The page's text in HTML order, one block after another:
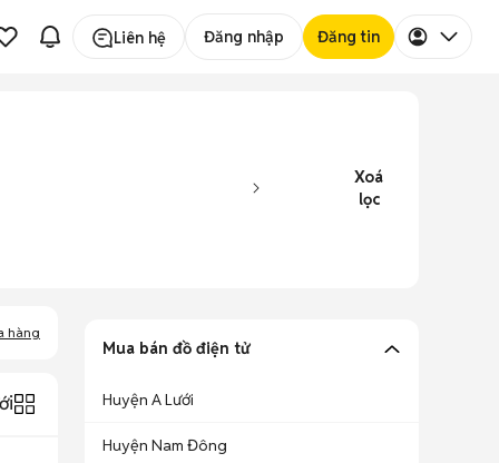
Liên hệ Đăng nhập Đăng tin
Xoá
lọc
hàng
Mua bán đồ điện tử
Huyện A Lưới
Huyện Nam Đông